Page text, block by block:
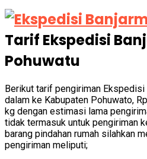
Tarif Ekspedisi
Pohuwatu
Berikut tarif pengiriman Ekspedisi
dalam ke Kabupaten Pohuwato,
kg dengan estimasi lama
tidak termasuk untuk pengiriman
barang pindahan rumah silahkan
pengiriman meliputi;